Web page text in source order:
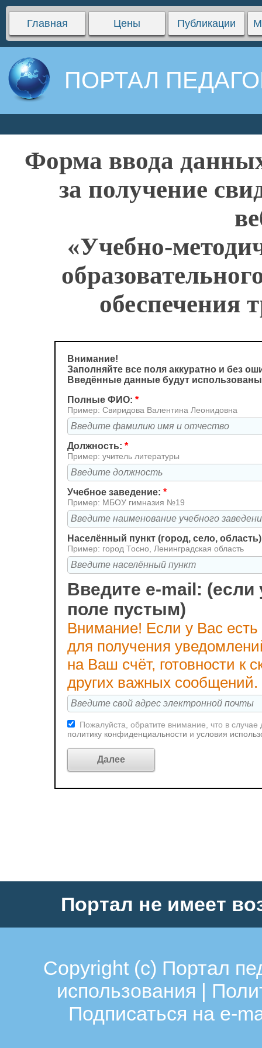
Главная Цены Публикации
ПОРТАЛ
Форма ввода
за получение
«Учебно-
обеспечения
Внимание!
Заполняйте все поля аккуратно и без
Введённые данные будут
Полные ФИО: *
Пример: Свиридова Валентина Леонидовна
Должность: *
Пример: учитель литературы
Учебное заведение: *
Пример: МБОУ гимназия №19
Населённый пункт (город, село,
Пример: город Тосно, Ленинградская область
Введите e-mail: (если
поле пустым)
Внимание! Если у Вас
для получения
на Ваш счёт, готовности к
других важных сообщений.
Пожалуйста, обратите внимание, что в
политику конфиденциальности и условия
Портал не имеет
Copyright (c) Портал
использования |
Подписаться на e-